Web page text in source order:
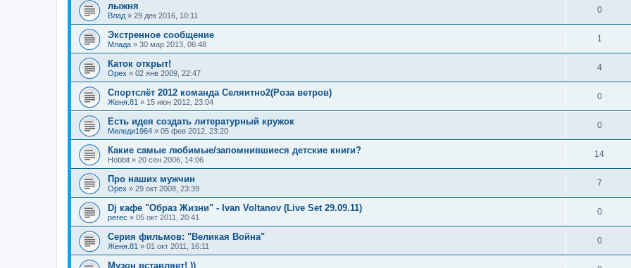
лыжня
Влад » 29 дек 2016, 10:11
0
Экстренное сообщение
Млада » 30 мар 2013, 06:48
1
Каток открыт!
Орех » 02 янв 2009, 22:47
4
Спортслёт 2012 команда Селяитно2(Роза ветров)
Женя.81 » 15 июн 2012, 23:04
0
Есть идея создать литературный кружок
Миледи1964 » 05 фев 2012, 23:20
0
Какие самые любимые/запомнившиеся детские книги?
Hobbit » 20 сен 2006, 14:06
14
Про наших мужчин
Орех » 29 окт 2008, 23:39
7
Dj кафе "Образ Жизни" - Ivan Voltanov (Live Set 29.09.11)
perec » 05 окт 2011, 20:41
0
Серия фильмов: "Великая Война"
Женя.81 » 01 окт 2011, 16:11
0
Музон вставляет! ))